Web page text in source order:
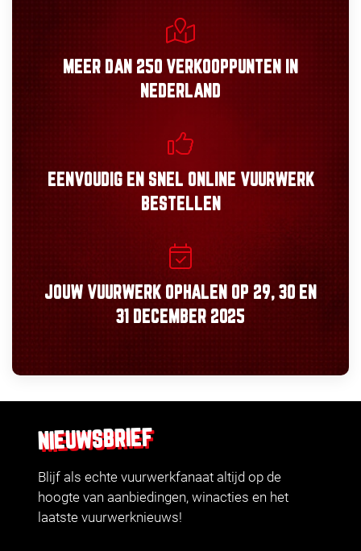
MEER DAN 250 VERKOOPPUNTEN
IN
NEDERLAND
EENVOUDIGEN SNEL ONLINE VUURWERK
BESTELLEN
JOUW VUURWERK OPHALEN OP 29, 30 EN
31 DECEMBER 2025
NIEUWSBRIEF
Blijf als echte vuurwerkfanaat altijd op de
hoogte van aanbiedingen, winacties en het
laatste vuurwerknieuws!